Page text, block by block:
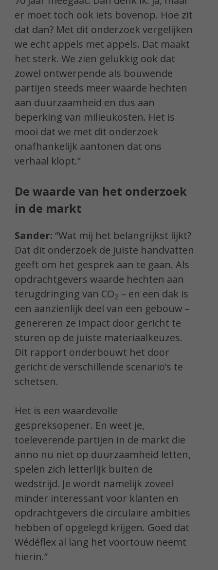
er moet toch ook iets bovenop. Hoe zit
dat dan? Met dit onderzoek vergelijken
we echt appels met appels. Dat maakt
het sterk. We zien gelukkig ook dat
zowel ontwerpende als bouwende
partijen steeds meer waarde hechten
aan duurzaamheid en dus aan
beperking van milieukosten. Het is
mooi dat we met dit onderzoek
onafhankelijk aantonen dat ons
verhaal klopt.”
De waarde van het onderzoek
in de markt
Sander: “Wat mij het belangrijkst lijkt?
Dat dit onderzoek de juiste handvatten
geeft om het gesprek aan te gaan. Als
opdrachtgevers waarde hechten aan
terugdringing van CO2 – en een dak is
een aanzienlijk deel van een gebouw –
genereren ze impact door gericht te
sturen op de juiste materiaalkeuzes.
Dit rapport onderbouwt het door
gericht de verschillende scenario’s te
schetsen.
Het is een waardevolle
gespreksopener. En weet je,
toeleverende partijen in de markt die
anno nu niet op duurzaamheid letten,
spelen zich letterlijk buiten de
wedstrijd. Je wordt namelijk zoveel
minder interessant voor klanten en
opdrachtgevers die circulaire ambities
hebben of opgelegd krijgen. Goed dat
Wédéflex al lang het voortouw neemt
hierin.”